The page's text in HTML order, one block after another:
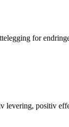
for
positiv